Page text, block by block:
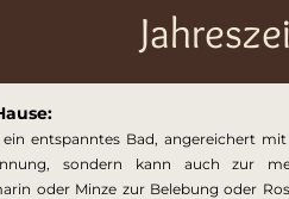
entspanntes Bad, angereichert
sondern kann auch zur
oder Minze zur Belebung oder